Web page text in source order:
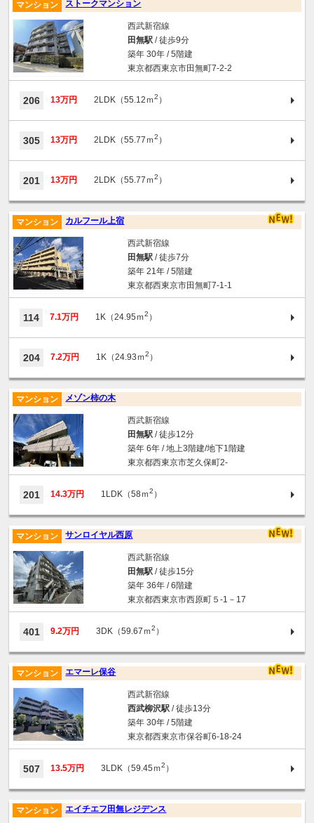
ストークマンション
マンション
西武新宿線
田無駅/ 徒歩9分
築年 30年 / 5階建
東京都西東京市田無町7-2-2
206 13万円 2LDK（55.12ｍ2 ）
305 13万円 2LDK（55.77ｍ2 ）
201 13万円 2LDK（55.77ｍ2 ）
カルフール上宿
マンション
西武新宿線
田無駅/ 徒歩7分
築年 21年 / 5階建
東京都西東京市田無町7-1-1
114 7.1万円 1K（24.95ｍ2 ）
204 7.2万円 1K（24.93ｍ2 ）
メゾン柿の木
マンション
西武新宿線
田無駅/ 徒歩12分
築年 6年 / 地上3階建/地下1階建
東京都西東京市芝久保町2-
201 14.3万円 1LDK（58ｍ2 ）
サンロイヤル西原
マンション
西武新宿線
田無駅/ 徒歩15分
築年 36年 / 6階建
東京都西東京市西原町５-1－17
401 9.2万円 3DK（59.67ｍ2 ）
エマーレ保谷
マンション
西武新宿線
西武柳沢駅/ 徒歩13分
築年 30年 / 5階建
東京都西東京市保谷町6-18-24
507 13.5万円 3LDK（59.45ｍ2 ）
エイチエフ田無レジデンス
マンション